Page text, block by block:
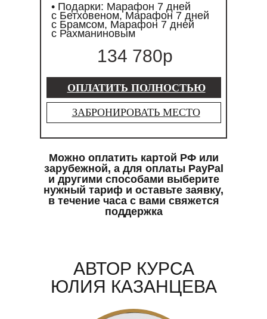
Можно оплатить картой РФ или
зарубежной, а для оплаты PayPal
и другими способами выберите
нужный тариф и оставьте заявку,
в течение часа с вами свяжется
поддержка
ОПЛАТИТЬ ПОЛНОСТЬЮ
ЗАБРОНИРОВАТЬ МЕСТО
• Подарки: Марафон 7 дней
с Бетховеном, Марафон 7 дней
с Брамсом, Марафон 7 дней
с Рахманиновым
134 780р
АВТОР КУРСА
ЮЛИЯ КАЗАНЦЕВА